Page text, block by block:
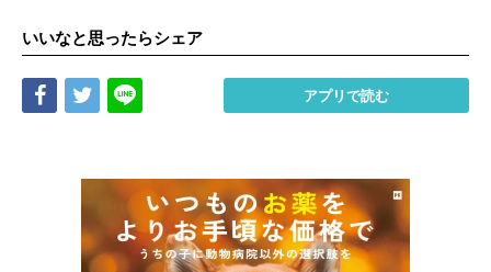
いいなと思ったらシェア
Share Tweet アプリで読む